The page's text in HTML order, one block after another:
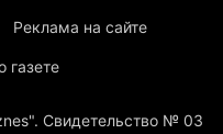
Реклама на сайте
газете
Свидетельство № 03